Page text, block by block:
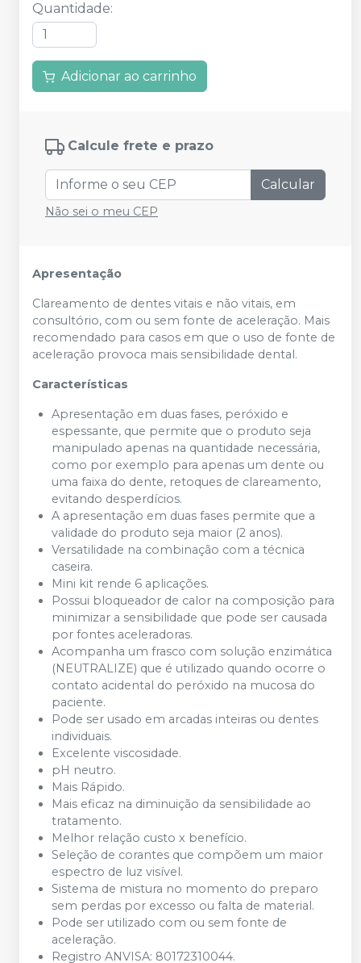
Quantidade:
Adicionar ao carrinho
Calcule frete e prazo
Calcular
Não sei o meu CEP
Apresentação
Clareamento de dentes vitais e não vitais, em
consultório, com ou sem fonte de aceleração. Mais
recomendado para casos em que o uso de fonte de
aceleração provoca mais sensibilidade dental.
Características
Apresentação em duas fases, peróxido e
espessante, que permite que o produto seja
manipulado apenas na quantidade necessária,
como por exemplo para apenas um dente ou
uma faixa do dente, retoques de clareamento,
evitando desperdícios.
A apresentação em duas fases permite que a
validade do produto seja maior (2 anos).
Versatilidade na combinação com a técnica
caseira.
Mini kit rende 6 aplicações.
Possui bloqueador de calor na composição para
minimizar a sensibilidade que pode ser causada
por fontes aceleradoras.
Acompanha um frasco com solução enzimática
(NEUTRALIZE) que é utilizado quando ocorre o
contato acidental do peróxido na mucosa do
paciente.
Pode ser usado em arcadas inteiras ou dentes
individuais.
Excelente viscosidade.
pH neutro.
Mais Rápido.
Mais eficaz na diminuição da sensibilidade ao
tratamento.
Melhor relação custo x benefício.
Seleção de corantes que compõem um maior
espectro de luz visível.
Sistema de mistura no momento do preparo
sem perdas por excesso ou falta de material.
Pode ser utilizado com ou sem fonte de
aceleração.
Registro ANVISA: 80172310044.